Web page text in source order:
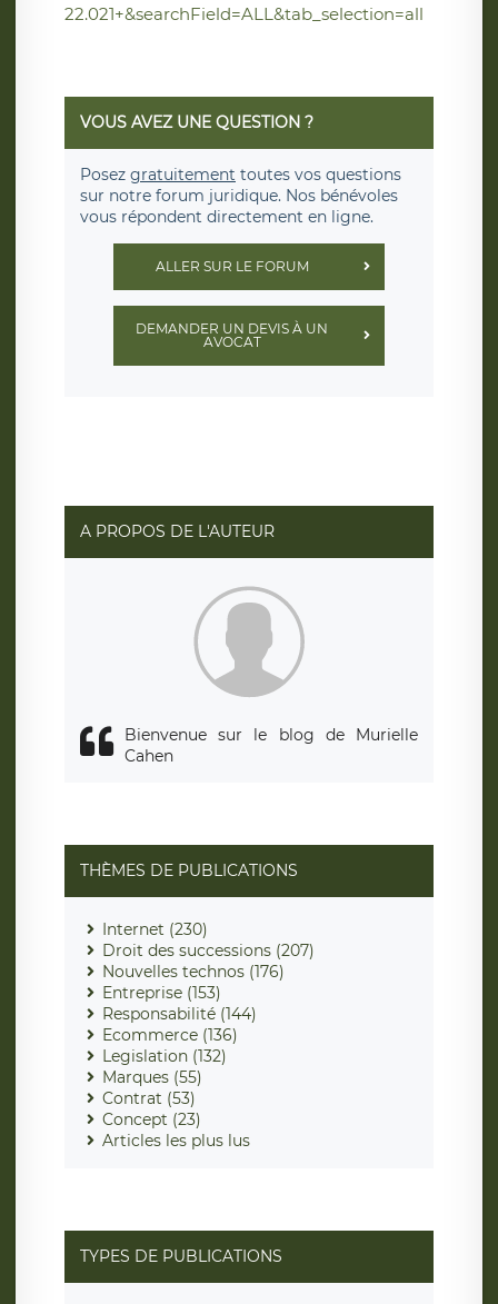
22.021+&searchField=ALL&tab_selection=all
VOUS AVEZ UNE QUESTION ?
Posez gratuitement toutes vos questions
sur notre forum juridique. Nos bénévoles
vous répondent directement en ligne.
ALLER SUR LE FORUM
DEMANDER UN DEVIS À UN
AVOCAT
A PROPOS DE L'AUTEUR
Bienvenue sur le blog de Murielle
Cahen
THÈMES DE PUBLICATIONS
Internet (230)
Droit des successions (207)
Nouvelles technos (176)
Entreprise (153)
Responsabilité (144)
Ecommerce (136)
Legislation (132)
Marques (55)
Contrat (53)
Concept (23)
Articles les plus lus
TYPES DE PUBLICATIONS